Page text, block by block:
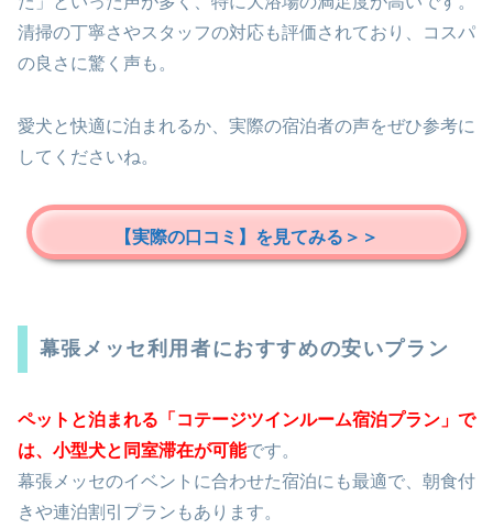
清掃の丁寧さやスタッフの対応も評価されており、コスパ
の良さに驚く声も。
愛犬と快適に泊まれるか、実際の宿泊者の声をぜひ参考に
してくださいね。
【実際の口コミ】を見てみる＞＞
幕張メッセ利用者におすすめの安いプラン
ペットと泊まれる「コテージツインルーム宿泊プラン」で
は、小型犬と同室滞在が可能です。
幕張メッセのイベントに合わせた宿泊にも最適で、朝食付
きや連泊割引プランもあります。